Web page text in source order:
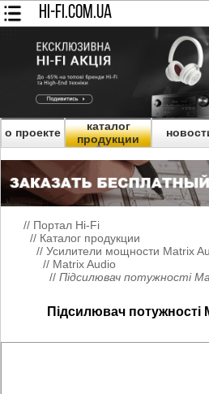
HI-FI.COM.UA
о проекте
каталог
продукции
// Портал Hi-Fi
// Каталог продукции
// Усилители мощности Matrix
// Matrix Audio
// Підсилювач потужності
Підсилювач потужності